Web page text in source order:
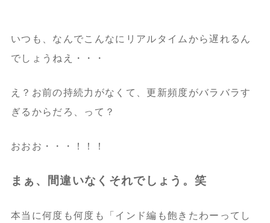
いつも、なんでこんなにリアルタイムから遅れるん
でしょうねえ・・・
え？お前の持続力がなくて、更新頻度がバラバラす
ぎるからだろ、って？
おおお・・・！！！
まぁ、間違いなくそれでしょう。笑
本当に何度も何度も「インド編も飽きたわーってし